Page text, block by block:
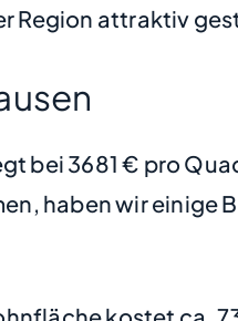
Region attraktiv
bei 3681 € pro
haben wir einige